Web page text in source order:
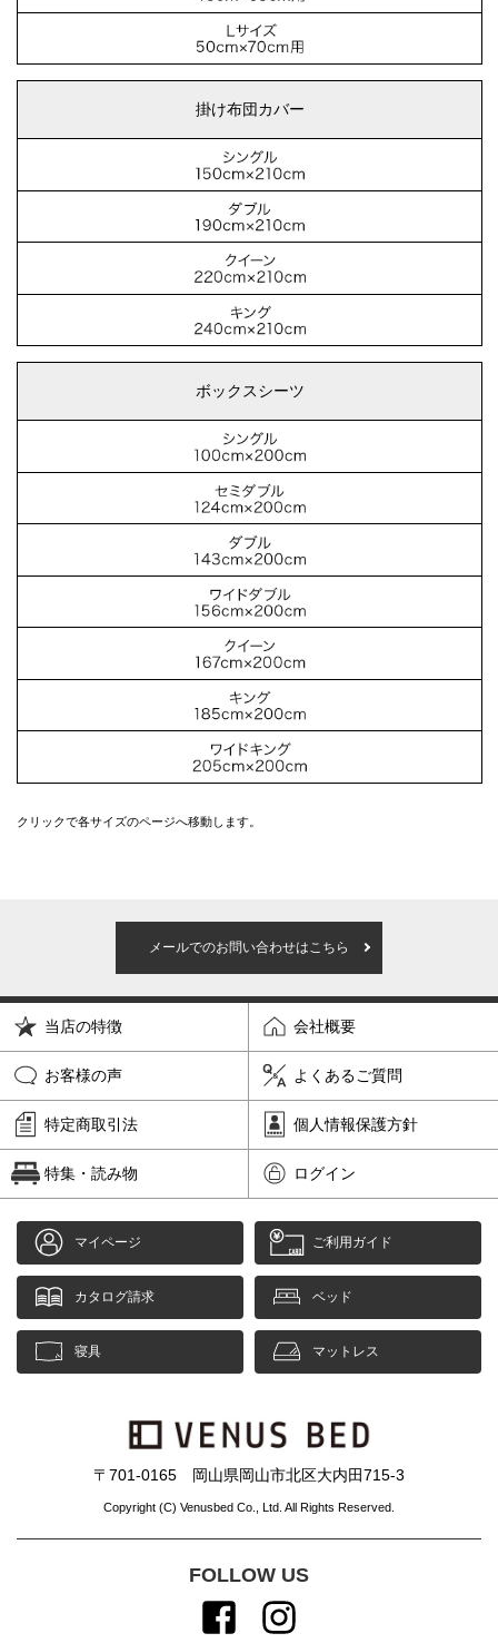
掛け布団カバー
ボックスシーツ
クリックで各サイズのページへ移動します。
メールでのお問い合わせはこちら
当店の特徴 会社概要
お客様の声 よくあるご質問
特定商取引法 個人情報保護方針
特集・読み物 ログイン
マイページ ご利用ガイド
カタログ請求 ベッド
寝具 マットレス
〒701-0165 岡山県岡山市北区大内田715-3
Copyright (C) Venusbed Co., Ltd. All Rights Reserved.
FOLLOW US